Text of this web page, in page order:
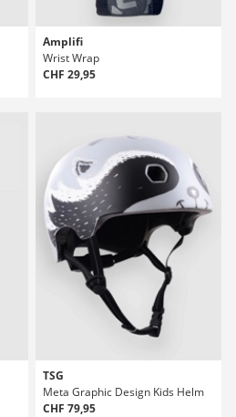
Amplifi
Wrist Wrap
CHF 29,95
TSG
Meta Graphic Design Kids Helm
CHF 79,95